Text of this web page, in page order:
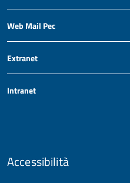
Web Mail Pec
Extranet
Intranet
Accessibilità